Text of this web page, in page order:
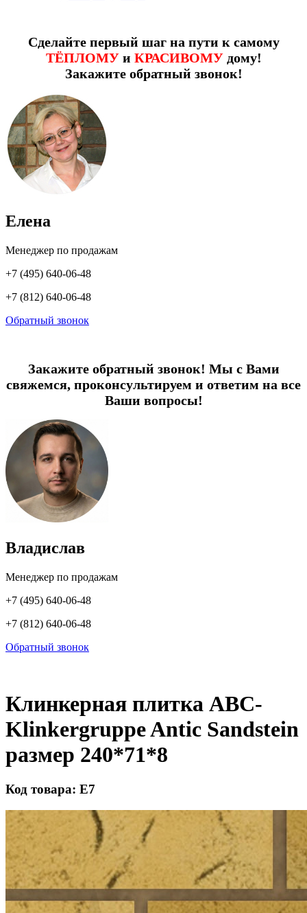
Сделайте первый шаг на пути к самому
ТЁПЛОМУи КРАСИВОМУдому!
Закажите обратный звонок!
Елена
Менеджер по продажам
+7 (495) 640-06-48
+7 (812) 640-06-48
Обратный звонок
Закажите обратный звонок! Мы с Вами
свяжемся, проконсультируем и ответим на все
Ваши вопросы!
Владислав
Менеджер по продажам
+7 (495) 640-06-48
+7 (812) 640-06-48
Обратный звонок
Клинкерная плитка ABC-
Klinkergruppe Antic Sandstein
размер 240*71*8
Код товара: Е7